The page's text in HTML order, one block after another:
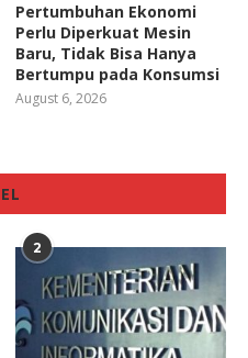
Pertumbuhan Ekonomi
Perlu Diperkuat Mesin
Baru, Tidak Bisa Hanya
Bertumpu pada Konsumsi
August 6, 2026
2